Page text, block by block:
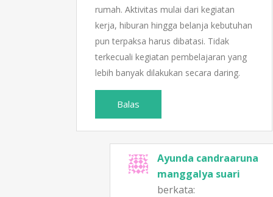
rumah. Aktivitas mulai dari kegiatan
kerja, hiburan hingga belanja kebutuhan
pun terpaksa harus dibatasi. Tidak
terkecuali kegiatan pembelajaran yang
lebih banyak dilakukan secara daring.
Balas
Ayunda candraaruna
manggalya suari
berkata: